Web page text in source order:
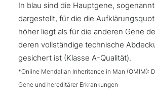
In blau sind die Hauptgene,
dargestellt, für die die
höher liegt als für die anderen Gene
deren vollständige technische
gesichert ist (Klasse A-Qualität).
*Online Mendalian Inheritance in Man (OMIM):
Gene und hereditärer Erkrankungen